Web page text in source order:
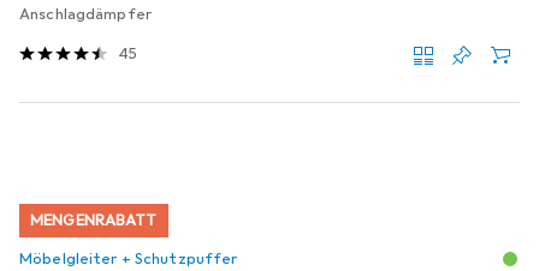
Anschlagdämpfer
45
MENGENRABATT
Möbelgleiter + Schutzpuffer